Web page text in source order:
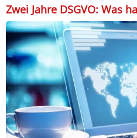
Zwei Jahre DSGVO: Was